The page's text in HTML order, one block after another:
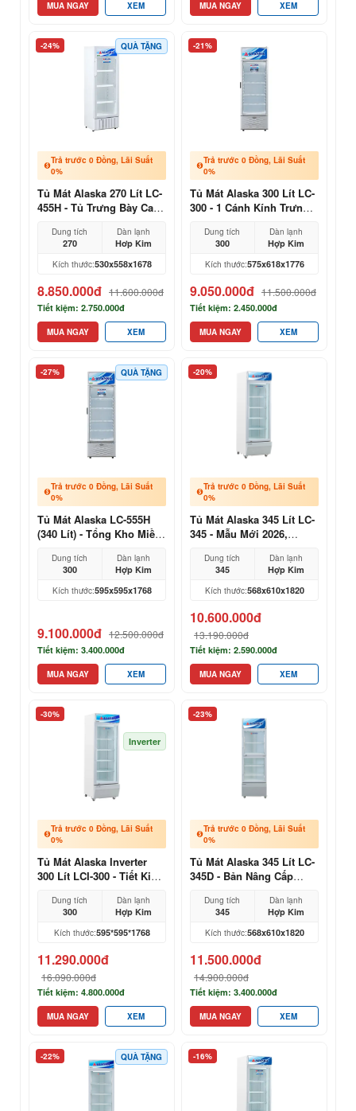
MUA NGAY XEM MUA NGAY XEM
-24% QUÀ TẶNG
Trả trước 0 Đồng, Lãi Suất
0%
Tủ Mát Alaska 270 Lít LC-
455H - Tủ Trưng Bày Cao
Dung tích
270
Dàn lạnh
Hơp Kim
Kích thước:530x558x1678
8.850.000đ 11.600.000đ
Tiết kiệm: 2.750.000đ
MUA NGAY XEM
-21%
Trả trước 0 Đồng, Lãi Suất
0%
Tủ Mát Alaska 300 Lít LC-
300 - 1 Cánh Kính Trưng
Dung tích
300
Dàn lạnh
Hợp Kim
Kích thước:575x618x1776
9.050.000đ 11.500.000đ
Tiết kiệm: 2.450.000đ
MUA NGAY XEM
-27% QUÀ TẶNG
Trả trước 0 Đồng, Lãi Suất
0%
Tủ Mát Alaska LC-555H
(340 Lít) - Tổng Kho Miền
Dung tích
300
Dàn lạnh
Hợp Kim
Kích thước:595x595x1768
9.100.000đ 12.500.000đ
Tiết kiệm: 3.400.000đ
MUA NGAY XEM
-20%
Trả trước 0 Đồng, Lãi Suất
0%
Tủ Mát Alaska 345 Lít LC-
345 - Mẫu Mới 2026,
Nghiệp
Dung tích
345
Dàn lạnh
Hợp Kim
Kích thước:568x610x1820
10.600.000đ
13.190.000đ
Tiết kiệm: 2.590.000đ
MUA NGAY XEM
-30%
Inverter
Trả trước 0 Đồng, Lãi Suất
0%
Tủ Mát Alaska Inverter
300 Lít LCI-300 - Tiết Kiệm
Dung tích
300
Dàn lạnh
Hợp Kim
Kích thước:595*595*1768
11.290.000đ
16.090.000đ
Tiết kiệm: 4.800.000đ
MUA NGAY XEM
-23%
Trả trước 0 Đồng, Lãi Suất
0%
Tủ Mát Alaska 345 Lít LC-
345D - Bản Nâng Cấp
Dung tích
345
Dàn lạnh
Hợp Kim
Kích thước:568x610x1820
11.500.000đ
14.900.000đ
Tiết kiệm: 3.400.000đ
MUA NGAY XEM
-22% QUÀ TẶNG -16%